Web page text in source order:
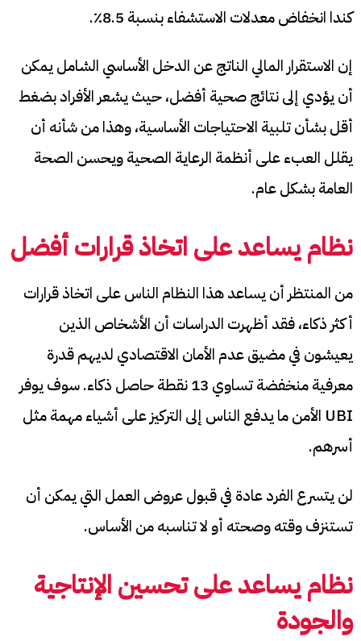
كندا انخفاض معدلات الاستشفاء بنسبة 8.5٪.
إن الاستقرار المالي الناتج عن الدخل الأساسي الشامل يمكن
أن يؤدي إلى نتائج صحية أفضل، حيث يشعر الأفراد بضغط
أقل بشأن تلبية الاحتياجات الأساسية، وهذا من شأنه أن
يقلل العبء على أنظمة الرعاية الصحية ويحسن الصحة
العامة بشكل عام.
نظام يساعد على اتخاذ قرارات أفضل
من المنتظر أن يساعد هذا النظام الناس على اتخاذ قرارات
أكثر ذكاء، فقد أظهرت الدراسات أن الأشخاص الذين
يعيشون في مضيق عدم الأمان الاقتصادي لديهم قدرة
معرفية منخفضة تساوي 13 نقطة حاصل ذكاء. سوف يوفر
UBI الأمن ما يدفع الناس إلى التركيز على أشياء مهمة مثل
أسرهم.
لن يتسرع الفرد عادة في قبول عروض العمل التي يمكن أن
تستنزف وقته وصحته أو لا تناسبه من الأساس.
نظام يساعد على تحسين الإنتاجية
والجودة